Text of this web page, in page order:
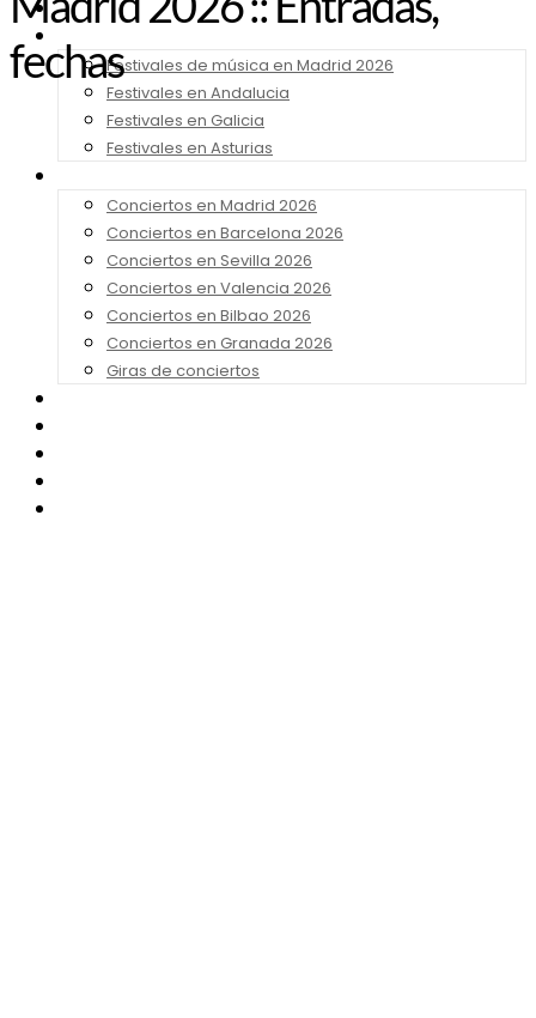
Noticias
Festivales de música en Madrid 2026
Festivales en Andalucia
Festivales en Galicia
Festivales en Asturias
Conciertos en Madrid 2026
Conciertos en Barcelona 2026
Conciertos en Sevilla 2026
Conciertos en Valencia 2026
Conciertos en Bilbao 2026
Conciertos en Granada 2026
Giras de conciertos
fechas